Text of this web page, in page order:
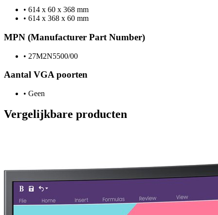
• 614 x 60 x 368 mm
• 614 x 368 x 60 mm
MPN (Manufacturer Part Number)
• 27M2N5500/00
Aantal VGA poorten
• Geen
Vergelijkbare producten